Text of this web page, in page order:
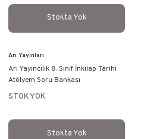
Stokta Yok
Arı Yayınları
Arı Yayıncılık 8. Sınıf İnkılap Tarihi
Atölyem Soru Bankası
STOK YOK
Stokta Yok